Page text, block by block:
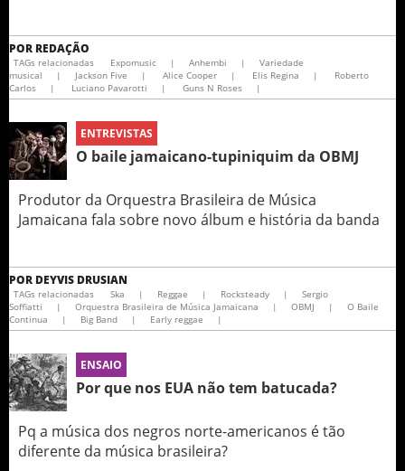
POR REDAÇÃO
TAGs relacionadas Expomusic | Anhembi |
Variedade
musical
| Jackson Five | Alice Cooper | Elis Regina |
Roberto
Carlos
| Luciano Pavarotti | Guns N Roses |
ENTREVISTAS
O baile jamaicano-tupiniquim da OBMJ
Produtor da Orquestra Brasileira de Música
Jamaicana fala sobre novo álbum e história da banda
POR DEYVIS DRUSIAN
TAGs relacionadas Ska | Reggae | Rocksteady |
Sergio
Soffiatti
| Orquestra Brasileira de Música Jamaicana | OBMJ |
O Baile
Continua
| Big Band | Early reggae |
ENSAIO
Por que nos EUA não tem batucada?
Pq a música dos negros norte-americanos é tão
diferente da música brasileira?